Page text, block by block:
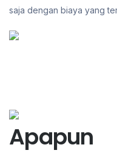
saja dengan biaya yang